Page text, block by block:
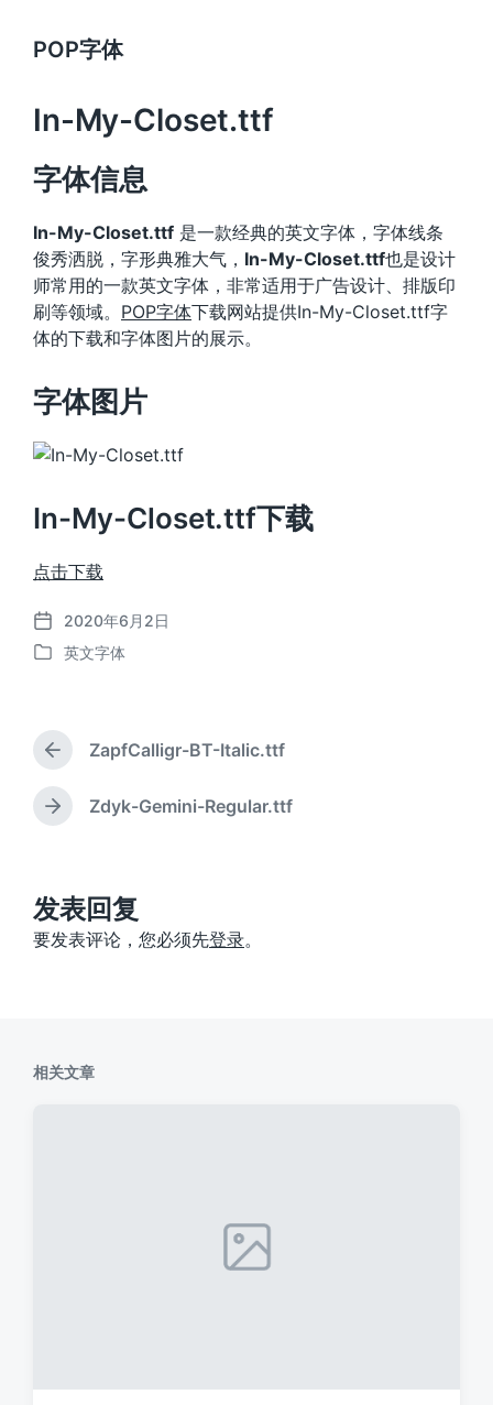
POP字体
In-My-Closet.ttf
字体信息
In-My-Closet.ttf 是一款经典的英文字体，字体线条
俊秀洒脱，字形典雅大气， In-My-Closet.ttf也是设计
师常用的一款英文字体，非常适用于广告设计、排版印
刷等领域。 POP字体下载网站提供In-My-Closet.ttf字
体的下载和字体图片的展示。
字体图片
In-My-Closet.ttf下载
点击下载
发
布
2020年6月2日
发
英文字体
上
篇
文
章
ZapfCalligr-BT-Italic.ttf
下
：
Zdyk-Gemini-Regular.ttf
发表回复
要发表评论，您必须先登录。
相关文章